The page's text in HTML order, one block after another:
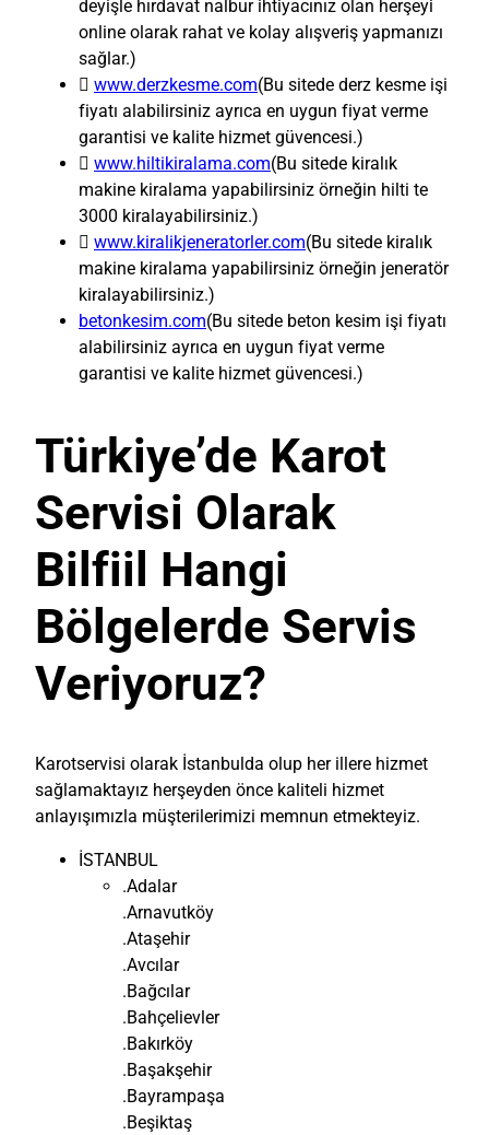
deyişle hırdavat nalbur ihtiyacınız olan herşeyi
online olarak rahat ve kolay alışveriş yapmanızı
sağlar.)
 www.derzkesme.com(Bu sitede derz kesme işi
fiyatı alabilirsiniz ayrıca en uygun fiyat verme
garantisi ve kalite hizmet güvencesi.)
 www.hiltikiralama.com(Bu sitede kiralık
makine kiralama yapabilirsiniz örneğin hilti te
3000 kiralayabilirsiniz.)
 www.kiralikjeneratorler.com(Bu sitede kiralık
makine kiralama yapabilirsiniz örneğin jeneratör
kiralayabilirsiniz.)
betonkesim.com(Bu sitede beton kesim işi fiyatı
alabilirsiniz ayrıca en uygun fiyat verme
garantisi ve kalite hizmet güvencesi.)
Türkiye’de Karot
Servisi Olarak
Bilfiil Hangi
Bölgelerde Servis
Veriyoruz?
Karotservisi olarak İstanbulda olup her illere hizmet
sağlamaktayız herşeyden önce kaliteli hizmet
anlayışımızla müşterilerimizi memnun etmekteyiz.
İSTANBUL
.Adalar
.Arnavutköy
.Ataşehir
.Avcılar
.Bağcılar
.Bahçelievler
.Bakırköy
.Başakşehir
.Bayrampaşa
.Beşiktaş